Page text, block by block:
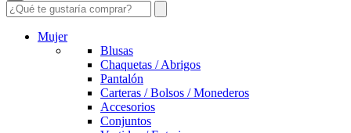
Mujer
Blusas
Chaquetas / Abrigos
Pantalón
Carteras / Bolsos / Monederos
Accesorios
Conjuntos